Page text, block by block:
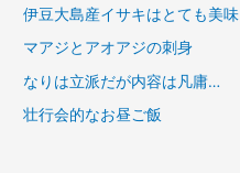
伊豆大島産イサキはとても美味
マアジとアオアジの刺身
なりは立派だが内容は凡庸…
壮行会的なお昼ご飯